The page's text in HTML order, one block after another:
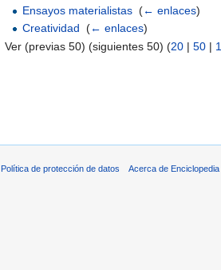
Ensayos materialistas (← enlaces)
Creatividad
(← enlaces)
Ver (previas 50) (siguientes 50) (20 | 50 |
Política de protección de datos Acerca de